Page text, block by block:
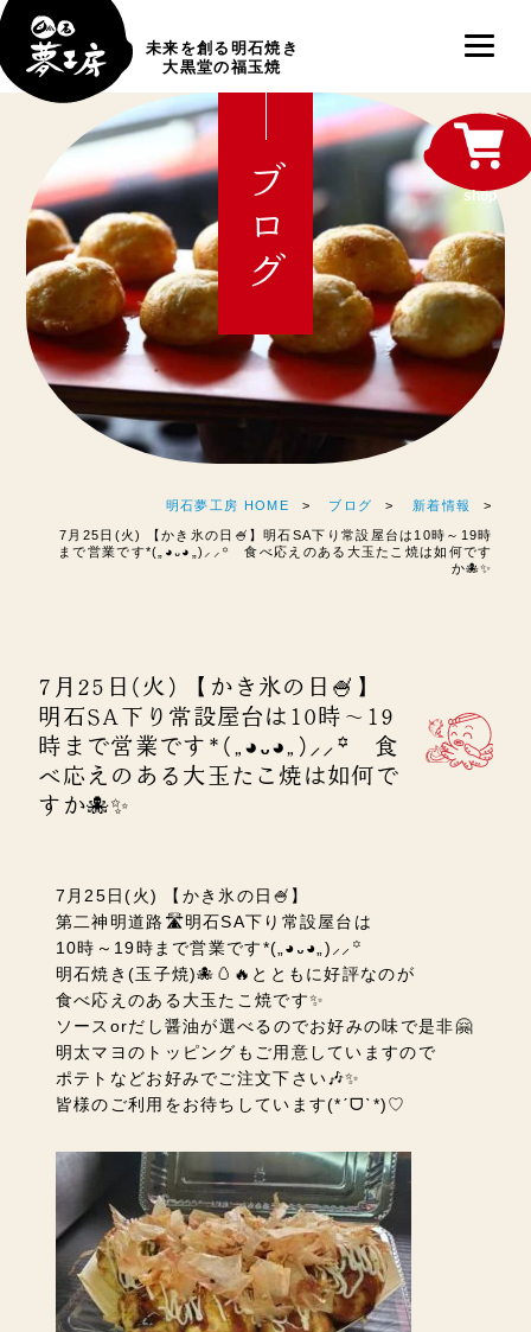
未来を創る明石焼き
大黒堂の福玉焼
ブログ
明石夢工房 HOME ブログ 新着情報
7月25日(火) 【かき氷の日🍧】明石SA下り常設屋台は10時～19時
まで営業です*(„◕᎑◕„)⸝⸝꙳ 食べ応えのある大玉たこ焼は如何です
か🐙✨
7月25日(火) 【かき氷の日🍧】
明石SA下り常設屋台は10時～19
時まで営業です*(„◕᎑◕„)⸝⸝꙳ 食
べ応えのある大玉たこ焼は如何で
すか🐙✨
7月25日(火) 【かき氷の日🍧】
第二神明道路🛣️明石SA下り常設屋台は
10時～19時まで営業です*(„◕᎑◕„)⸝⸝꙳
明石焼き(玉子焼)🐙🥚🔥とともに好評なのが
食べ応えのある大玉たこ焼です✨
ソースorだし醤油が選べるのでお好みの味で是非🤗
明太マヨのトッピングもご用意していますので
ポテトなどお好みでご注文下さい🎶✨
皆様のご利用をお待ちしています(*ˊᗜˋ*)♡
shop